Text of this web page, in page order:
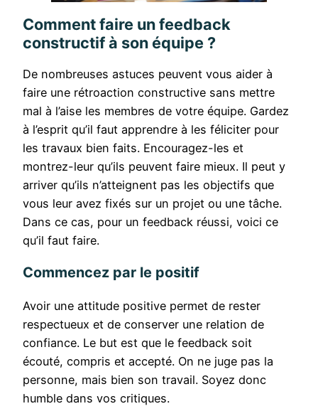
Comment faire un feedback
constructif à son équipe ?
De nombreuses astuces peuvent vous aider à
faire une rétroaction constructive sans mettre
mal à l’aise les membres de votre équipe. Gardez
à l’esprit qu’il faut apprendre à les féliciter pour
les travaux bien faits. Encouragez-les et
montrez-leur qu’ils peuvent faire mieux. Il peut y
arriver qu’ils n’atteignent pas les objectifs que
vous leur avez fixés sur un projet ou une tâche.
Dans ce cas, pour un feedback réussi, voici ce
qu’il faut faire.
Commencez par le positif
Avoir une attitude positive permet de rester
respectueux et de conserver une relation de
confiance. Le but est que le feedback soit
écouté, compris et accepté. On ne juge pas la
personne, mais bien son travail. Soyez donc
humble dans vos critiques.